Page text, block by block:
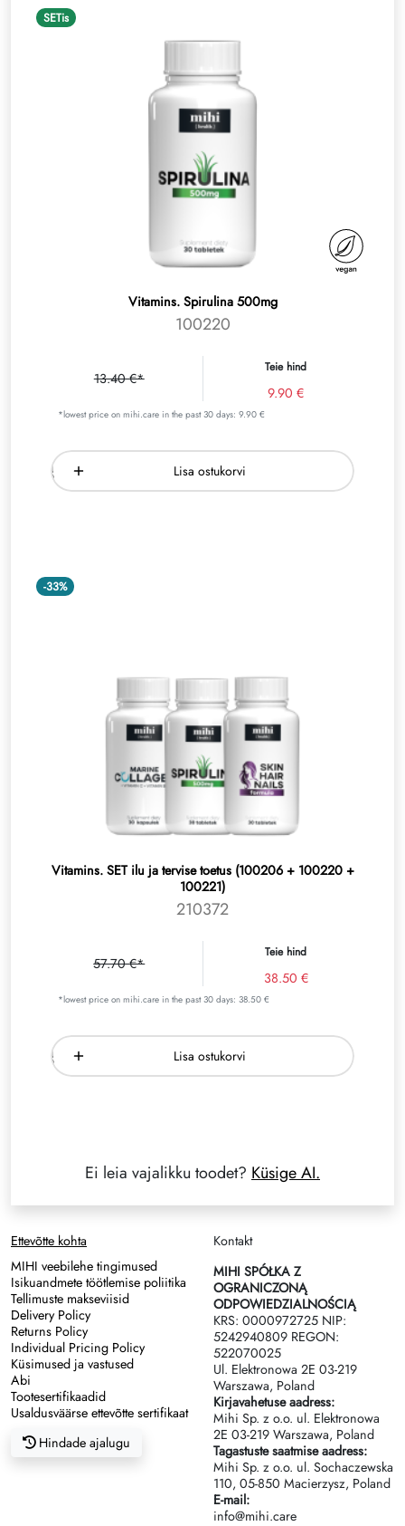
SETis
Vitamins. Spirulina 500mg
100220
13.40 €*
Teie hind
9.90 €
*lowest price on mihi.care in the past 30 days: 9.90 €
Lisa ostukorvi
-33%
Vitamins. SET ilu ja tervise toetus (100206 + 100220 +
100221)
210372
57.70 €*
Teie hind
38.50 €
*lowest price on mihi.care in the past 30 days: 38.50 €
Lisa ostukorvi
Ei leia vajalikku toodet? Küsige AI.
Ettevõtte kohta
MIHI veebilehe tingimused
Isikuandmete töötlemise poliitika
Tellimuste makseviisid
Delivery Policy
Returns Policy
Individual Pricing Policy
Küsimused ja vastused
Abi
Tootesertifikaadid
Usaldusväärse ettevõtte sertifikaat
Hindade ajalugu
Kontakt
MIHI SPÓŁKA Z
OGRANICZONĄ
ODPOWIEDZIALNOŚCIĄ
KRS: 0000972725 NIP:
5242940809 REGON:
522070025
Ul. Elektronowa 2Е 03-219
Warszawa, Poland
Kirjavahetuse aadress:
Mihi Sp. z o.o. ul. Elektronowa
2Е 03-219 Warszawa, Poland
Tagastuste saatmise aadress:
Mihi Sp. z o.o. ul. Sochaczewska
110, 05-850 Macierzysz, Poland
E-mail:
info@mihi.care